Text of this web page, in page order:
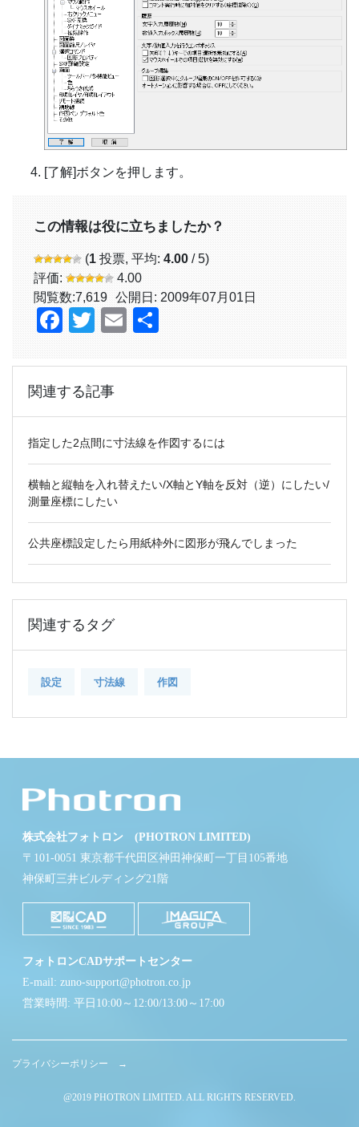
[了解]ボタンを押します。
この情報は役に立ちましたか？
(1 投票, 平均: 4.00 / 5)
評価:
4.00
閲覧数:7,619 公開日: 2009年07月01日
Facebook
Twitter
Email
関連する記事
指定した2点間に寸法線を作図するには
横軸と縦軸を入れ替えたい/X軸とY軸を反対（逆）にしたい/
測量座標にしたい
公共座標設定したら用紙枠外に図形が飛んでしまった
関連するタグ
設定 寸法線 作図
株式会社フォトロン (PHOTRON LIMITED)
〒101-0051 東京都千代田区神田神保町一丁目105番地
神保町三井ビルディング21階
フォトロンCADサポートセンター
E-mail: zuno-support@photron.co.jp
営業時間: 平日10:00～12:00/13:00～17:00
プライバシーポリシー →
@2019 PHOTRON LIMITED. ALL RIGHTS RESERVED.